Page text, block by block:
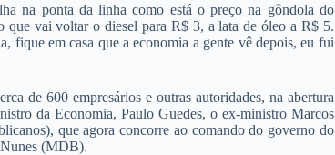
na ponta da linha como está o preço na gôndola do
que vai voltar o diesel para R$ 3, a lata de óleo a R$ 5.
fique em casa que a economia a gente vê depois, eu fui
de 600 empresários e outras autoridades, na abertura
da Economia, Paulo Guedes, o ex-ministro Marcos
que agora concorre ao comando do governo do
Nunes (MDB).